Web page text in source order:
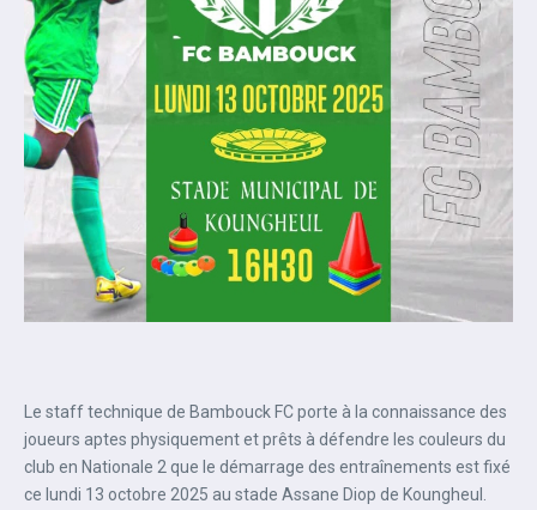
Le staff technique de Bambouck FC porte à la connaissance des
joueurs aptes physiquement et prêts à défendre les couleurs du
club en Nationale 2 que le démarrage des entraînements est fixé
ce lundi 13 octobre 2025 au stade Assane Diop de Koungheul. ‎‎